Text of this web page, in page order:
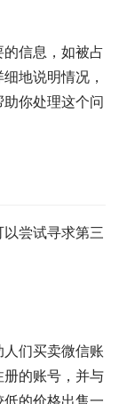
信息，如被占
地说明情况，
你处理这个问
尝试寻求第三
们买卖微信账
的账号，并与